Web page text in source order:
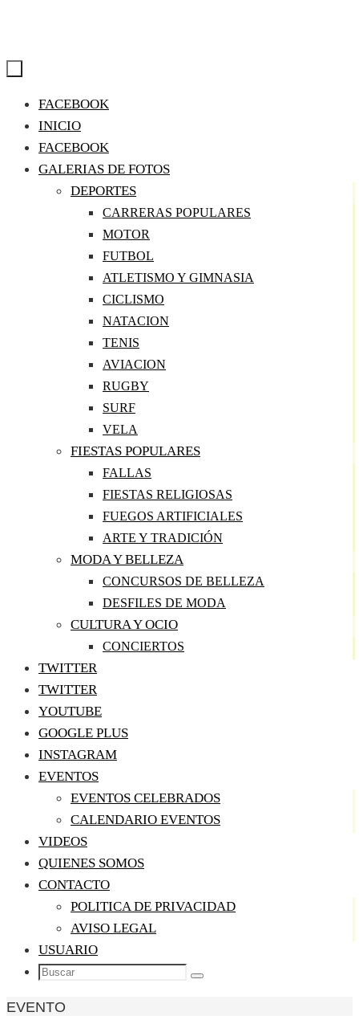
contenido
FACEBOOK
INICIO
FACEBOOK
GALERIAS DE FOTOS
DEPORTES
CARRERAS POPULARES
MOTOR
FUTBOL
ATLETISMO Y GIMNASIA
CICLISMO
NATACION
TENIS
AVIACION
RUGBY
SURF
VELA
FIESTAS POPULARES
FALLAS
FIESTAS RELIGIOSAS
FUEGOS ARTIFICIALES
ARTE Y TRADICIÓN
MODA Y BELLEZA
CONCURSOS DE BELLEZA
DESFILES DE MODA
CULTURA Y OCIO
CONCIERTOS
TWITTER
TWITTER
YOUTUBE
GOOGLE PLUS
INSTAGRAM
EVENTOS
EVENTOS CELEBRADOS
CALENDARIO EVENTOS
VIDEOS
QUIENES SOMOS
CONTACTO
POLITICA DE PRIVACIDAD
AVISO LEGAL
USUARIO
Buscar:
Buscar
INICIO
EVENTO